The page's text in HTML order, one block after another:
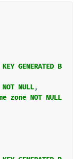
KEY GENERATED B
NOT NULL,
zone NOT NULL